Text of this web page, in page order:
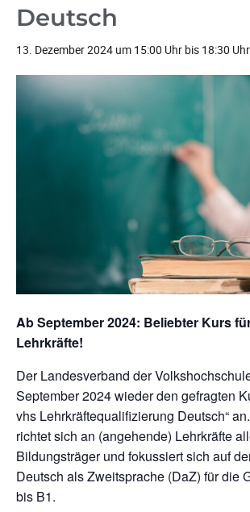
Deutsch
13. Dezember 2024 um 15:00 Uhr bis 18:30 Uhr
Ab September 2024: Beliebter Kurs
Lehrkräfte!
Der Landesverband der
September 2024 wieder den gefragten
vhs Lehrkräftequalifizierung Deutsch“
richtet sich an (angehende) Lehrkräfte
Bildungsträger und fokussiert sich auf
Deutsch als Zweitsprache (DaZ) für die
bis B1.